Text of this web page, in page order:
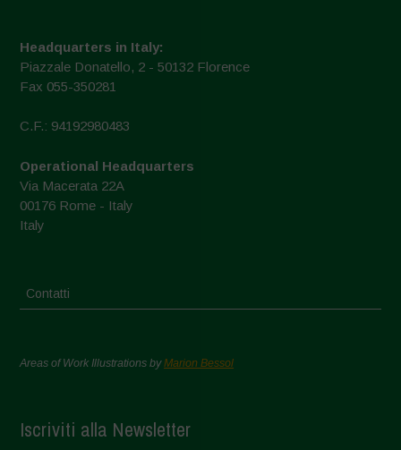
Headquarters in Italy:
Piazzale Donatello, 2 - 50132 Florence
Fax 055-350281
C.F.: 94192980483
Operational Headquarters
Via Macerata 22A
00176 Rome - Italy
Italy
Contatti
Areas of Work Illustrations byMarion Bessol
Iscriviti alla Newsletter